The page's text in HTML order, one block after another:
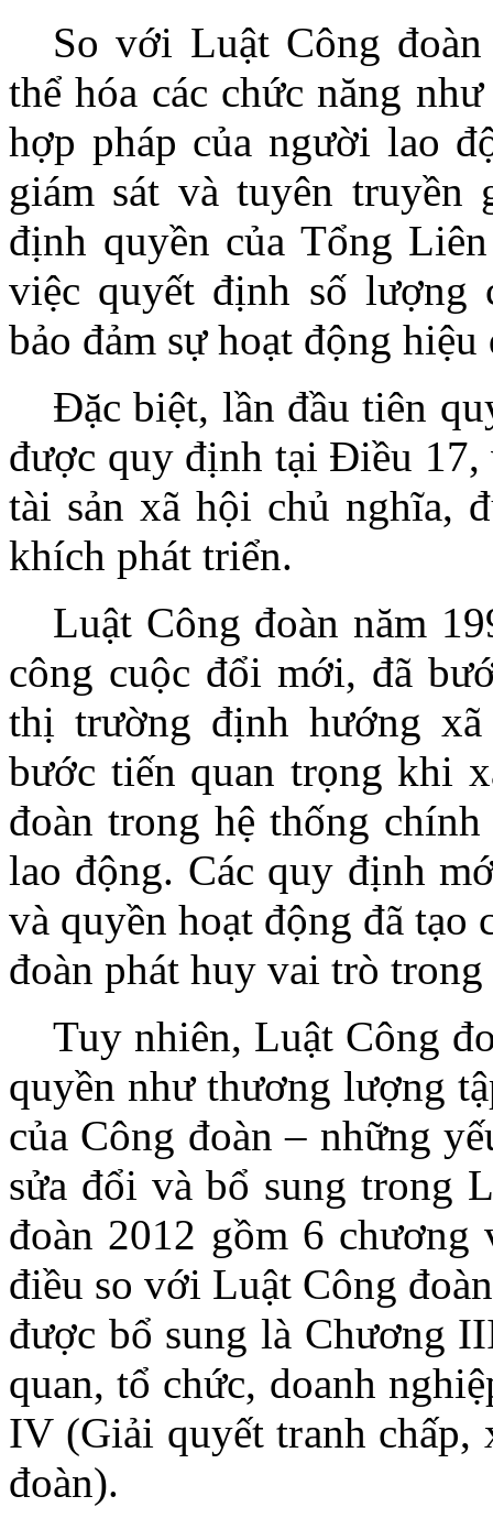
So với Luật Công
thể hóa các chức năng
hợp pháp của người lao
giám sát và tuyên
định quyền của Tổng
việc quyết định số lượng
bảo đảm sự hoạt động hiệu
Đặc biệt, lần đầu tiên
được quy định tại Điều 17,
tài sản xã hội chủ nghĩa,
khích phát triển.
Luật Công đoàn năm
công cuộc đổi mới, đã
thị trường định hướng
bước tiến quan trọng khi
đoàn trong hệ thống
lao động. Các quy định
và quyền hoạt động đã tạo
đoàn phát huy vai trò
Tuy nhiên, Luật Công
quyền như thương lượng
của Công đoàn – những
sửa đổi và bổ sung trong
đoàn 2012 gồm 6
điều so với Luật Công
được bổ sung là Chương
quan, tổ chức, doanh
IV (Giải quyết tranh
đoàn).